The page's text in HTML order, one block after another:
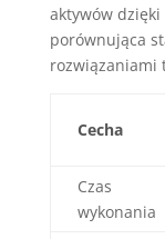
aktywów
porównująca
rozwiązaniami
Cecha
Czas
wykonania